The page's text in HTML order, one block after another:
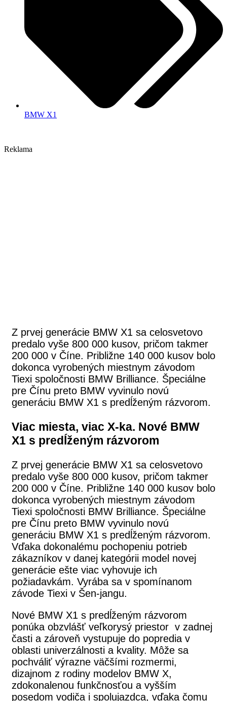
BMW X1
Reklama
Z prvej generácie BMW X1 sa celosvetovo
predalo vyše 800 000 kusov, pričom takmer
200 000 v Číne. Približne 140 000 kusov bolo
dokonca vyrobených miestnym závodom
Tiexi spoločnosti BMW Brilliance. Špeciálne
pre Čínu preto BMW vyvinulo novú
generáciu BMW X1 s predĺženým rázvorom.
Viac miesta, viac X-ka. Nové BMW
X1 s predĺženým rázvorom
Z prvej generácie BMW X1 sa celosvetovo
predalo vyše 800 000 kusov, pričom takmer
200 000 v Číne. Približne 140 000 kusov bolo
dokonca vyrobených miestnym závodom
Tiexi spoločnosti BMW Brilliance. Špeciálne
pre Čínu preto BMW vyvinulo novú
generáciu BMW X1 s predĺženým rázvorom.
Vďaka dokonalému pochopeniu potrieb
zákazníkov v danej kategórii model novej
generácie ešte viac vyhovuje ich
požiadavkám. Vyrába sa v spomínanom
závode Tiexi v Šen-jangu.
Nové BMW X1 s predĺženým rázvorom
ponúka obzvlášť veľkorysý priestor v zadnej
časti a zároveň vystupuje do popredia v
oblasti univerzálnosti a kvality. Môže sa
pochváliť výrazne väčšími rozmermi,
dizajnom z rodiny modelov BMW X,
zdokonalenou funkčnosťou a vyšším
posedom vodiča i spolujazdca, vďaka čomu